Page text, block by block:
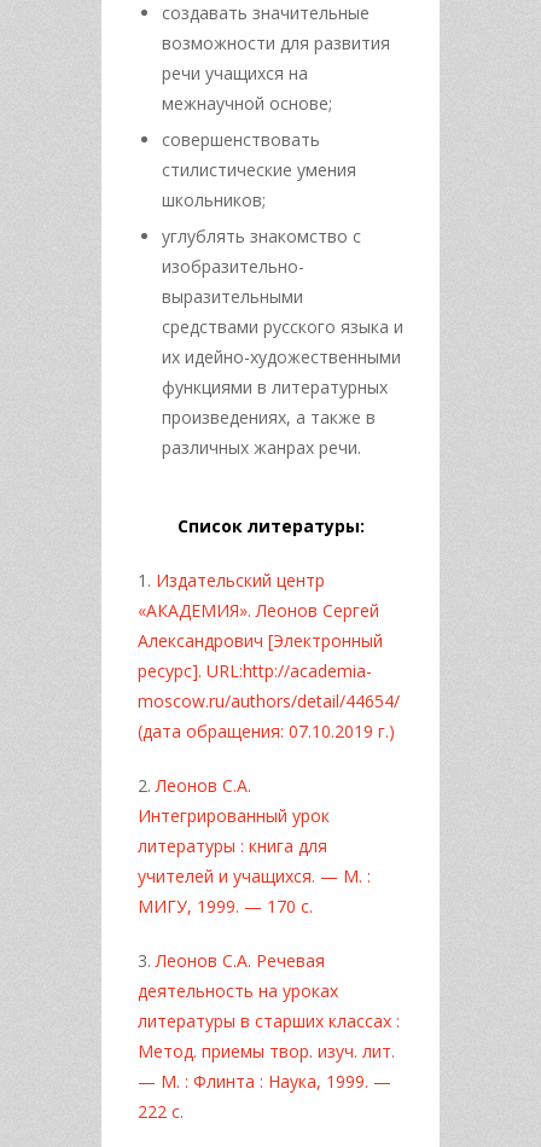
создавать значительные
возможности для развития
речи учащихся на
межнаучной основе;
совершенствовать
стилистические умения
школьников;
углублять знакомство с
изобразительно-
выразительными
средствами русского языка и
их идейно-художественными
функциями в литературных
произведениях, а также в
различных жанрах речи.
Список литературы:
1. Издательский центр
«АКАДЕМИЯ». Леонов Сергей
Александрович [Электронный
ресурс]. URL:http://academia-
moscow.ru/authors/detail/44654/
(дата обращения: 07.10.2019 г.)
2.Леонов С.А.
Интегрированный урок
литературы : книга для
учителей и учащихся. — М. :
МИГУ, 1999. — 170 с.
3.Леонов С.А. Речевая
деятельность на уроках
литературы в старших классах :
Метод. приемы твор. изуч. лит.
— М. : Флинта : Наука, 1999. —
222 с.